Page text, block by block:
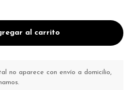
al carrito
no aparece con envío a domicilio,